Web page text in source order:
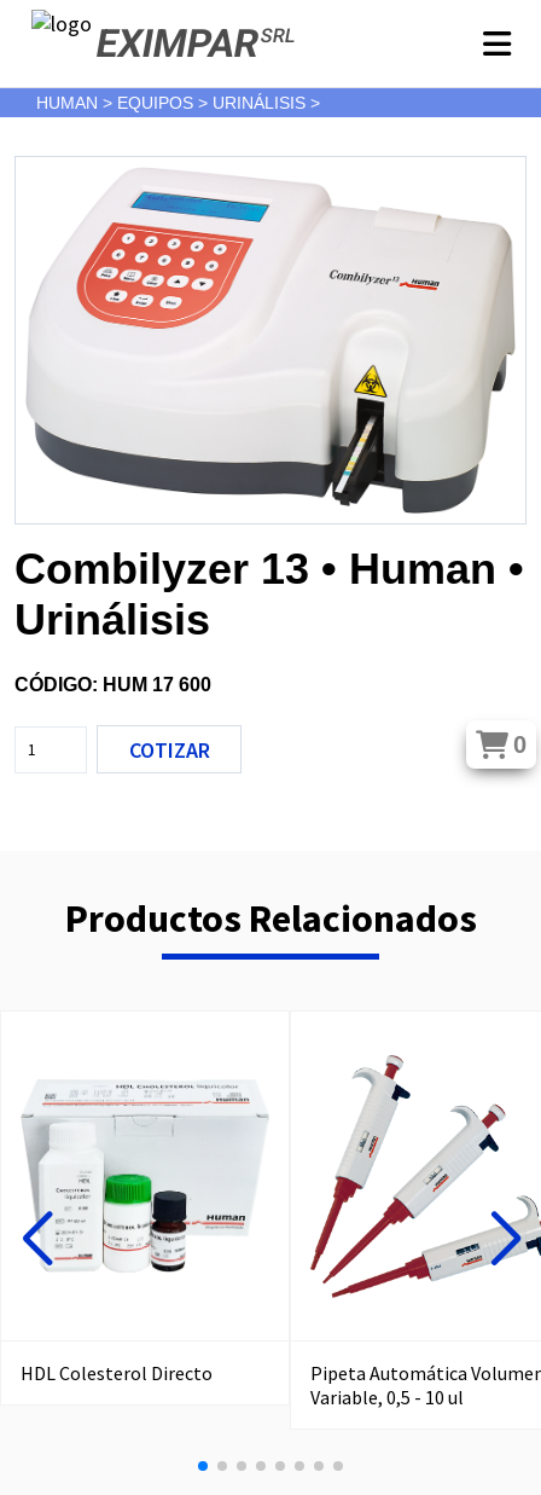
EXIMPARSRL
HUMAN > EQUIPOS > URINÁLISIS >
Combilyzer 13 • Human •
Urinálisis
CÓDIGO: HUM 17 600
COTIZAR
Productos Relacionados
HDL Colesterol Directo
Pipeta Automática
Variable, 0,5 - 10 ul
0